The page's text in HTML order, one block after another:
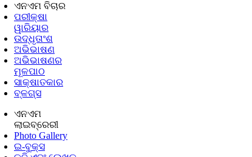
ଏନଏମ ବିଚାର
ପରୀକ୍ଷା
ୱାରିୟାର
ଉଦ୍ଧୃତାଂଶ
ଅଭିଭାଷଣ
ଅଭିଭାଷଣର
ମୂଳପାଠ
ସାକ୍ଷାତକାର
ବ୍ଳଗ୍ସ
ଏନଏମ
ଲାଇବ୍ରେରୀ
Photo Gallery
ଇ-ବୁକ୍ସ